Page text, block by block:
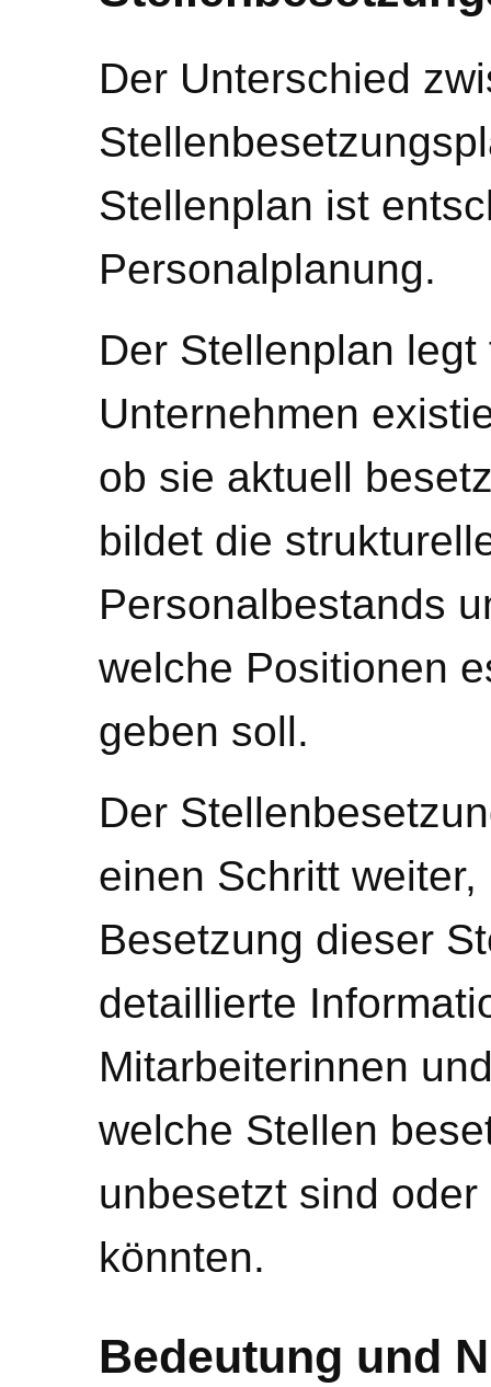
Der Unterschied
Stellenplan ist
Personalplanung.
Der Stellenplan
Unternehmen
ob sie aktuell
bildet die
Personalbestands
welche Positionen
geben soll.
Der
einen Schritt
Besetzung dieser
detaillierte
Mitarbeiterinnen
welche Stellen
unbesetzt sind
könnten.
Bedeutung und